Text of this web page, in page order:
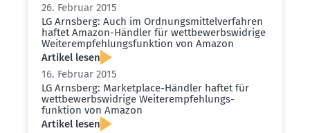
26. Februar 2015
LG Arnsberg: Auch im Ordnungs­mit­tel­ver­fahren
haftet Amazon-Händler für wettbe­werbs­widrige
Weiter­emp­feh­lungs­funktion von Amazon
Artikel lesen
16. Februar 2015
LG Arnsberg: Market­place-Händler haftet für
wettbe­werbs­widrige Weiter­emp­feh­lungs­
funktion von Amazon
Artikel lesen